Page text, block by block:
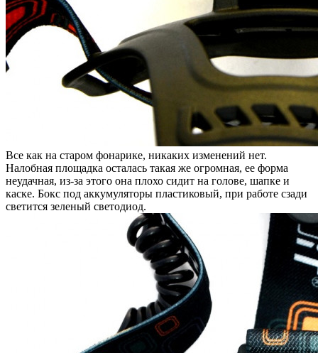
Все как на старом фонарике, никаких изменений нет.
Налобная площадка осталась такая же огромная, ее форма
неудачная, из-за этого она плохо сидит на голове, шапке и
каске. Бокс под аккумуляторы пластиковый, при работе сзади
светится зеленый светодиод.